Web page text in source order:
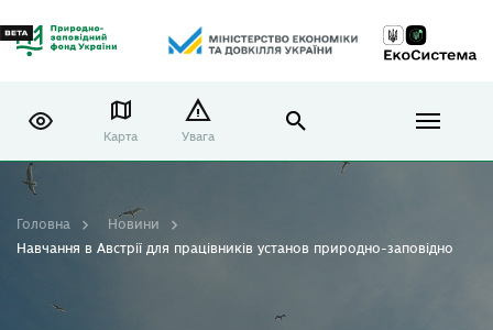
Карта Увага
Головна
Новини
Навчання в Австрії для працівників установ природно-заповідного